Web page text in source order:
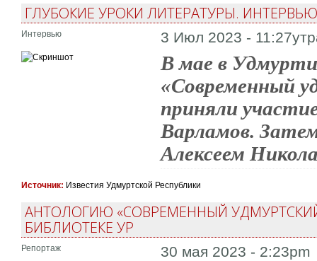
ГЛУБОКИЕ УРОКИ ЛИТЕРАТУРЫ.
Интервью 3 Июл 2023 -
В мае в
«Современный
приняли
Варламов.
Алексеем
Источник: Известия Удмуртской Республики
АНТОЛОГИЮ «СОВРЕМЕННЫЙ
БИБЛИОТЕКЕ УР
Репортаж 30 мая 2023 - 2:23pm